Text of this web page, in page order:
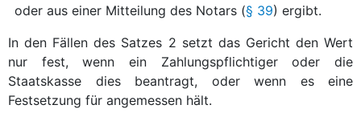
oder aus einer Mitteilung des Notars (§ 39) ergibt.
In den Fällen des Satzes 2 setzt das Gericht den Wert
nur fest, wenn ein Zahlungspflichtiger oder die
Staatskasse dies beantragt, oder wenn es eine
Festsetzung für angemessen hält.